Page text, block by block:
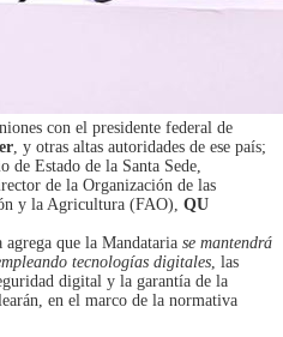
con el presidente federal de
, y otras altas autoridades de ese país;
de Estado de la Santa Sede,
de la Organización de las
y la Agricultura (FAO), QU
que la Mandataria se mantendrá
tecnologías digitales, las
digital y la garantía de la
en el marco de la normativa